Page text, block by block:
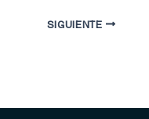
SIGUIENTE